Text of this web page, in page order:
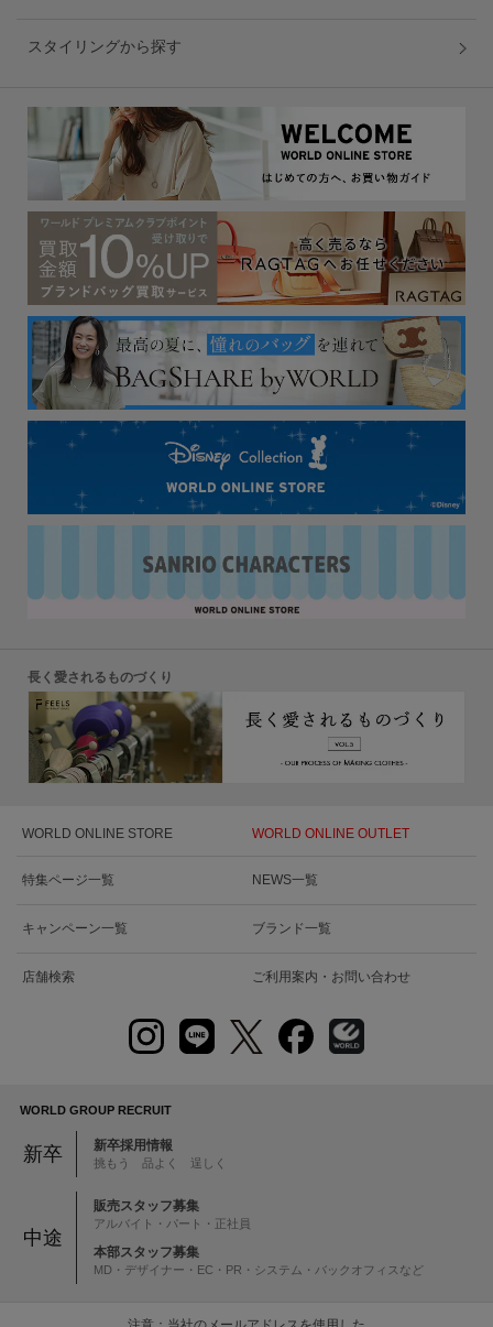
スタイリングから探す
長く愛されるものづくり
WORLD ONLINE STORE WORLD ONLINE OUTLET
特集ページ一覧 NEWS一覧
キャンペーン一覧 ブランド一覧
店舗検索 ご利用案内・お問い合わせ
WORLD GROUP RECRUIT
新卒 新卒採用情報
挑もう 品よく 逞しく
中途
販売スタッフ募集
アルバイト・パート・正社員
本部スタッフ募集
MD・デザイナー・EC・PR・システム・バックオフィスなど